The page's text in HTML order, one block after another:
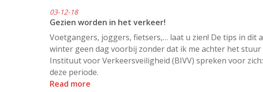
03-12-18
Gezien worden in het verkeer!
Voetgangers, joggers, fietsers,… laat u zien! De tips in
winter geen dag voorbij zonder dat ik me achter het
Instituut voor Verkeersveiligheid (BIVV) spreken voor
deze periode.
Read more